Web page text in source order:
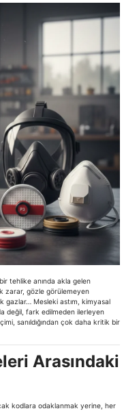
tehlike anında akla gelen
zarar, gözle görülemeyen
gazlar… Mesleki astım, kimyasal
değil, fark edilmeden ilerleyen
sanıldığından çok daha kritik bir
Arasındaki
kodlara odaklanmak yerine, her